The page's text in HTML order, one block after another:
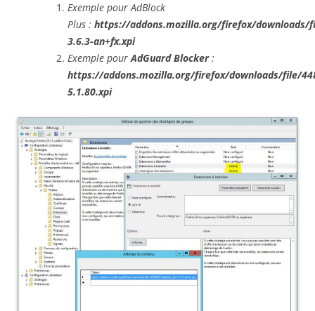
Exemple pour AdBlock
Plus : https://addons.mozilla.org/firefox/downloads/
3.6.3-an+fx.xpi
Exemple pourAdGuard Blocker:
https://addons.mozilla.org/firefox/downloads/file/
5.1.80.xpi